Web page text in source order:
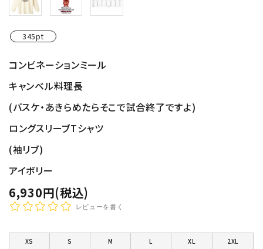
345pt
コンビネーションミール
キャンベル料理長
(バスケ・あきらめたらそこで試合終了ですよ)
ロングスリーブTシャツ
(袖リブ)
アイボリー
6,930円(税込)
レビューを書く
XS S M L XL 2XL